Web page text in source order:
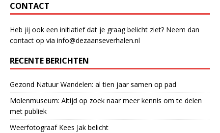
CONTACT
Heb jij ook een initiatief dat je graag belicht ziet? Neem dan
contact op via info@dezaanseverhalen.nl
RECENTE BERICHTEN
Gezond Natuur Wandelen: al tien jaar samen op pad
Molenmuseum: Altijd op zoek naar meer kennis om te delen
met publiek
Weerfotograaf Kees Jak belicht